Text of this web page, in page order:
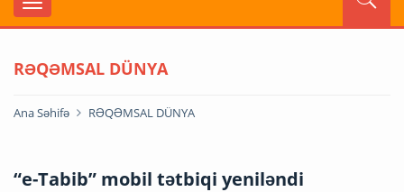
RƏQƏMSAL DÜNYA
Ana Səhifə RƏQƏMSAL DÜNYA
“e-Tabib” mobil tətbiqi yeniləndi